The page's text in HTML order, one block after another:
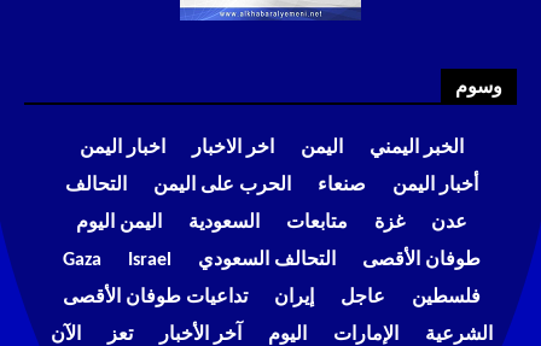
وسوم
الخبر اليمني اليمن اخر الاخبار
اخبار اليمن
أخبار اليمن
صنعاء الحرب على اليمن
التحالف
عدن
غزة متابعات السعودية
اليمن اليوم
طوفان الأقصى
التحالف السعودي Israel
Gaza
فلسطين
عاجل إيران
تداعيات طوفان الأقصى
الشرعية
الإمارات اليوم آخر الأخبار تعز
الآن